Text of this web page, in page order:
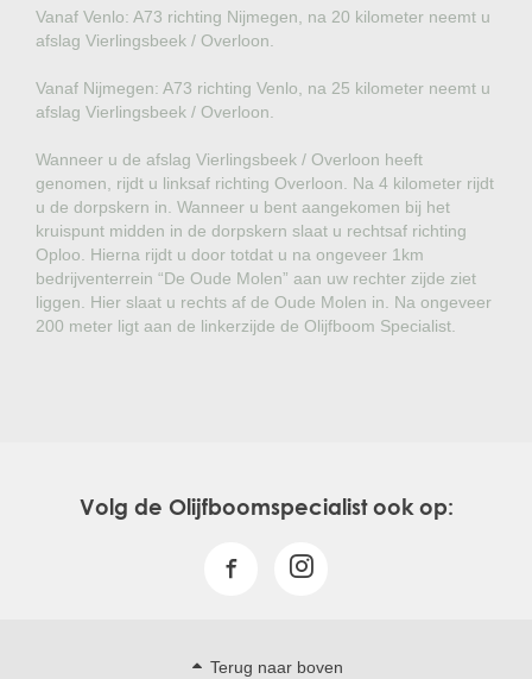
Vanaf Venlo: A73 richting Nijmegen, na 20 kilometer neemt u
afslag Vierlingsbeek / Overloon.
Vanaf Nijmegen: A73 richting Venlo, na 25 kilometer neemt u
afslag Vierlingsbeek / Overloon.
Wanneer u de afslag Vierlingsbeek / Overloon heeft
genomen, rijdt u linksaf richting Overloon. Na 4 kilometer rijdt
u de dorpskern in. Wanneer u bent aangekomen bij het
kruispunt midden in de dorpskern slaat u rechtsaf richting
Oploo. Hierna rijdt u door totdat u na ongeveer 1km
bedrijventerrein “De Oude Molen” aan uw rechter zijde ziet
liggen. Hier slaat u rechts af de Oude Molen in. Na ongeveer
200 meter ligt aan de linkerzijde de Olijfboom Specialist.
Volg de Olijfboomspecialist ook op:
Terug naar boven